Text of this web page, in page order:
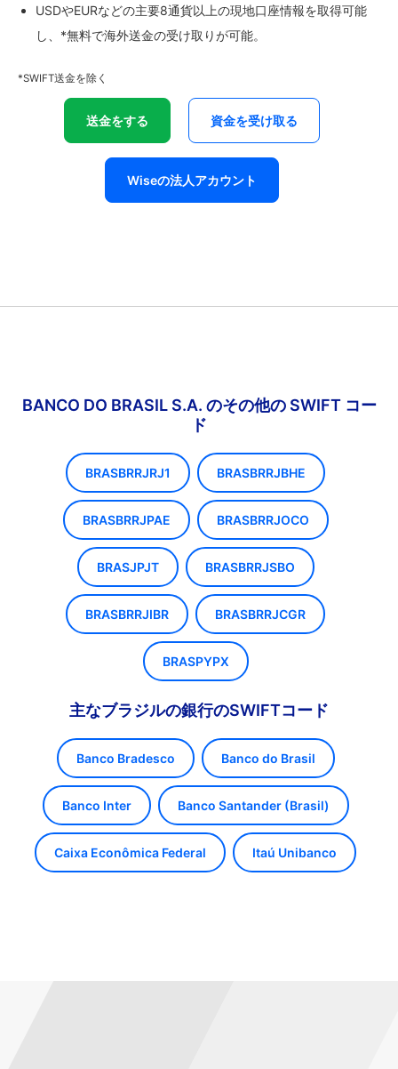
USDやEURなどの主要8通貨以上の現地口座情報を取得可能
し、*無料で海外送金の受け取りが可能。
*SWIFT送金を除く
送金をする 資金を受け取る
Wiseの法人アカウント
BANCO DO BRASIL S.A. のその他の SWIFT コー
ド
BRASBRRJRJ1 BRASBRRJBHE
BRASBRRJPAE BRASBRRJOCO
BRASJPJT BRASBRRJSBO
BRASBRRJIBR BRASBRRJCGR
BRASPYPX
主なブラジルの銀行のSWIFTコード
Banco Bradesco Banco do Brasil
Banco Inter Banco Santander (Brasil)
Caixa Econômica Federal Itaú Unibanco